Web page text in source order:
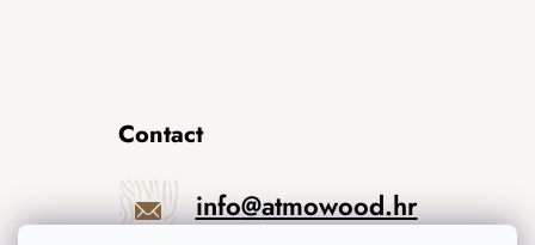
Contact
info@atmowood.hr